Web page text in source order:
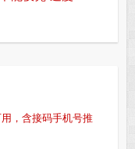
，含接码手机号推